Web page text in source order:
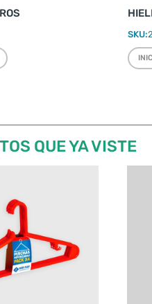
SKU:
QUE YA VISTE